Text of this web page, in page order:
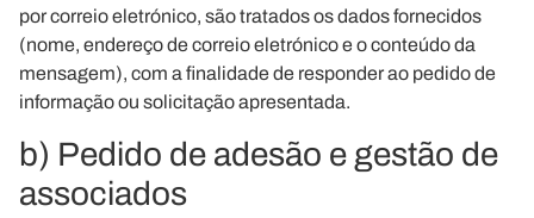
por correio eletrónico, são tratados os dados fornecidos
(nome, endereço de correio eletrónico e o conteúdo da
mensagem), com a finalidade de responder ao pedido de
informação ou solicitação apresentada.
b) Pedido de adesão e gestão de
associados